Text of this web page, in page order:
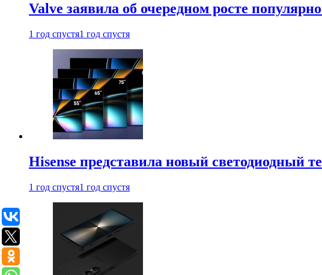
Valve заявила об очередном росте
1 год спустя1 год спустя
Hisense представила новый светодиодный
1 год спустя1 год спустя